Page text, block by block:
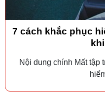
7 cách khắc phục
Nội dung chính Mất tập